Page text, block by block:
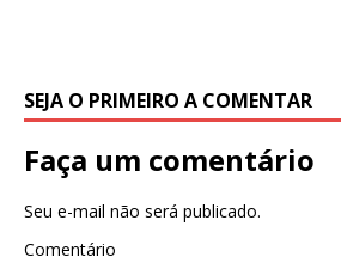
SEJA O PRIMEIRO A COMENTAR
Faça um comentário
Seu e-mail não será publicado.
Comentário